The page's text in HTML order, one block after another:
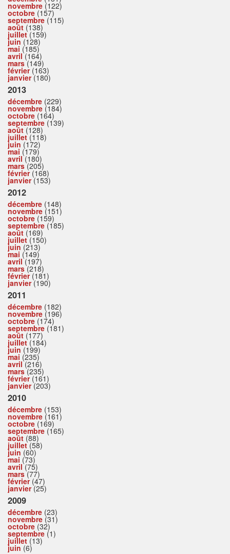
novembre (122)
octobre (157)
septembre (115)
août (138)
juillet(159)
juin (128)
mai (185)
avril(164)
mars(149)
février(163)
janvier(180)
2013
décembre (229)
novembre (184)
octobre (164)
septembre (139)
août (128)
juillet(118)
juin (172)
mai (179)
avril(180)
mars(205)
février(168)
janvier(153)
2012
décembre (148)
novembre (151)
octobre (159)
septembre (185)
août (169)
juillet(150)
juin (213)
mai (149)
avril(197)
mars(218)
février(181)
janvier(190)
2011
décembre (182)
novembre (196)
octobre (174)
septembre (181)
août (177)
juillet(184)
juin (199)
mai (235)
avril(216)
mars(235)
février(161)
janvier(203)
2010
décembre (153)
novembre (161)
octobre (169)
septembre (165)
août (88)
juillet(58)
juin (60)
mai (73)
avril(75)
mars(77)
février(47)
janvier(25)
2009
décembre (23)
novembre (31)
octobre (32)
septembre (1)
juillet (13)
juin (6)